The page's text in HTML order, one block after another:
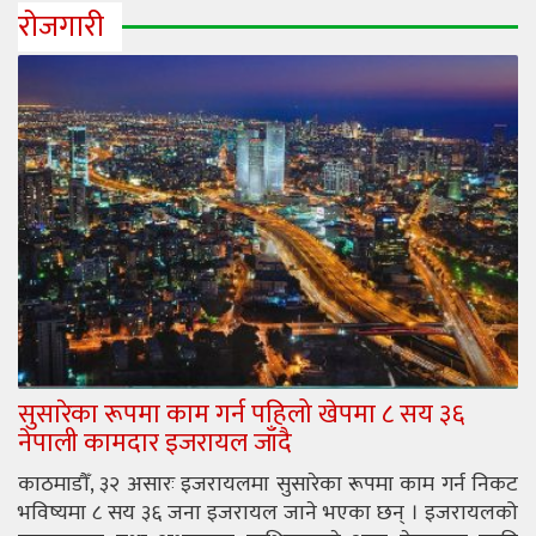
रोजगारी
सुसारेका रूपमा काम गर्न पहिलो खेपमा ८ सय ३६
नेपाली कामदार इजरायल जाँदै
काठमाडौँ, ३२ असारः इजरायलमा सुसारेका रूपमा काम गर्न निकट
भविष्यमा ८ सय ३६ जना इजरायल जाने भएका छन् । इजरायलको